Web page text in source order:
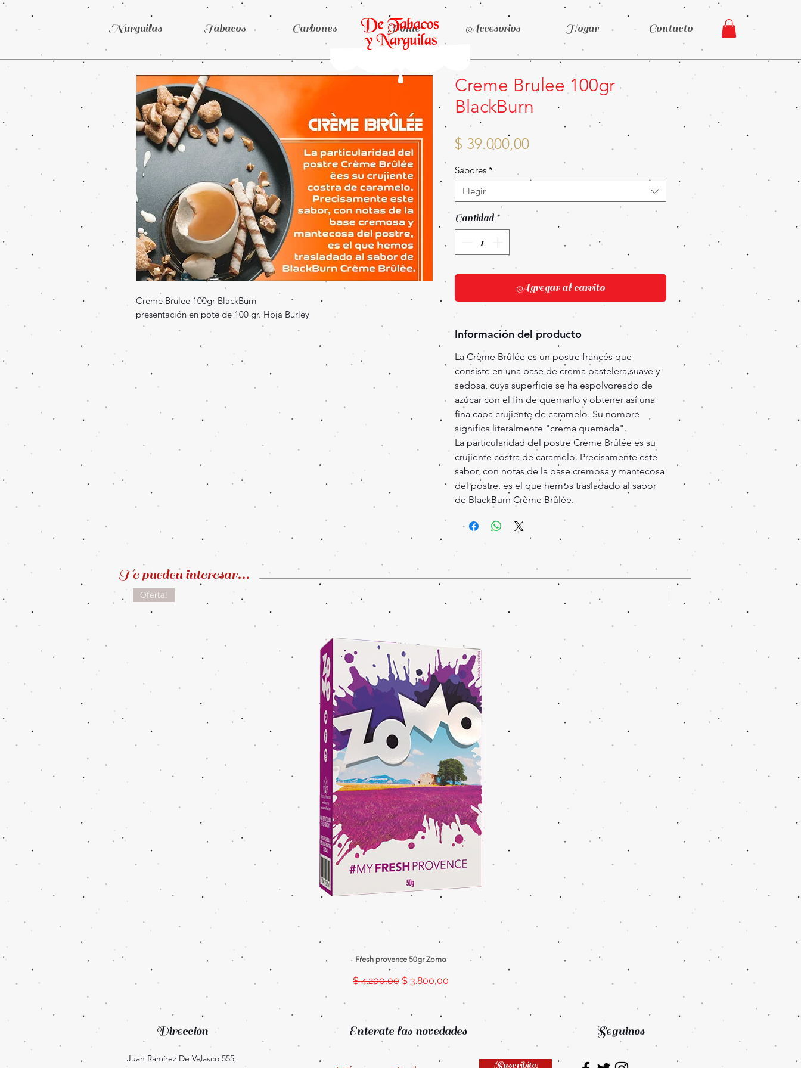
Narguilas Tabacos Carbones Home Accesorios Hogar Contacto
Creme Brulee 100gr BlackBurn
presentación en pote de 100 gr. Hoja Burley
Creme Brulee 100gr
BlackBurn
$ 39.000,00Precio
Sabores *
Elegir
Cantidad *
Agregar al carrito
Información del producto
La Crème Brûlée es un postre francés que
consiste en una base de crema pastelera suave y
sedosa, cuya superficie se ha espolvoreado de
azúcar con el fin de quemarlo y obtener así una
fina capa crujiente de caramelo. Su nombre
significa literalmente "crema quemada".
La particularidad del postre Crème Brûlée es su
crujiente costra de caramelo. Precisamente este
sabor, con notas de la base cremosa y mantecosa
del postre, es el que hemos trasladado al sabor
de BlackBurn Crème Brûlée.
Oferta!
Fresh provence 50gr Zomo
Precio
$ 4.200,00 Precio de oferta
$ 3.800,00
Te pueden interesar...
Dirección
Juan Ramírez De Velasco 555,
¡Suscribite!
Enterate las novedades Seguinos